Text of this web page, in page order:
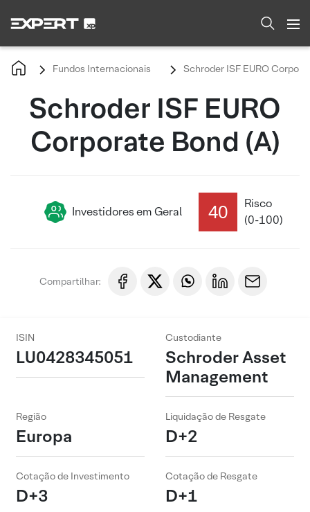
Fundos Internacionais Schroder ISF EURO
Schroder ISF EURO
Corporate Bond (A)
Investidores em Geral 40
Risco
(0-100)
Compartilhar:
ISIN
LU0428345051
Custodiante
Schroder Asset
Management
Região
Europa
Liquidação de Resgate
D+2
Cotação de Investimento
D+3
Cotação de Resgate
D+1